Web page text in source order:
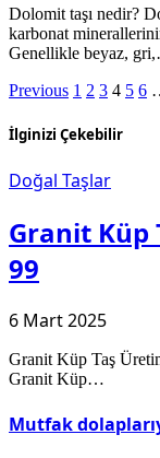
Dolomit taşı nedir?
karbonat
Genellikle beyaz,
Previous 1 2 3 4 5 6
İlginizi Çekebilir
Doğal Taşlar
Granit Küp
99
6 Mart 2025
Granit Küp Taş
Granit Küp…
Mutfak